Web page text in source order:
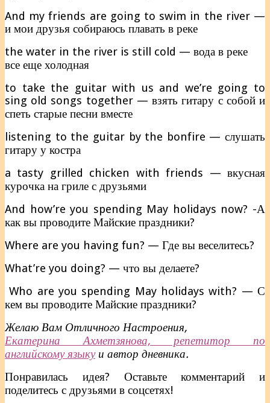
And my friends are going to swim in the river —
и мои друзья собираюсь плавать в реке
the water in the river is still cold — вода в реке
все еще холодная
to take the guitar with us and we’re going to
sing old songs together — взять гитару с собой и
спеть старые песни вместе
listening to the guitar by the bonfire — слушать
гитару у костра
a tasty grilled chicken with friends — вкусная
курочка на гриле с друзьями
And how’re you spending May holidays now? -А
как вы проводите Майские праздники?
Where are you having fun? — Где вы веселитесь?
What’re you doing? — что вы делаете?
Who are you spending May holidays with? — С
кем вы проводите Майские праздники?
Желаю Вам Отличного Настроения,
Екатерина Ахметзянова, репетитор по
английскому языкуи автор дневника.
Понравилась идея? Оставьте комментарий и
поделитесь с друзьями в соцсетях!